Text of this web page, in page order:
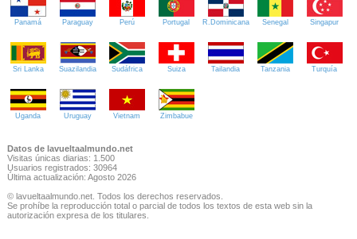
Panamá Paraguay Perú Portugal R.Dominicana Senegal Singapur
Sri Lanka Suazilandia Sudáfrica Suiza Tailandia Tanzania Turquía
Uganda Uruguay Vietnam Zimbabue
Datos de lavueltaalmundo.net
Visitas únicas diarias: 1.500
Usuarios registrados: 30964
Última actualización: Agosto 2026
© lavueltaalmundo.net. Todos los derechos reservados.
Se prohíbe la reproducción total o parcial de todos los textos de esta web sin la
autorización expresa de los titulares.